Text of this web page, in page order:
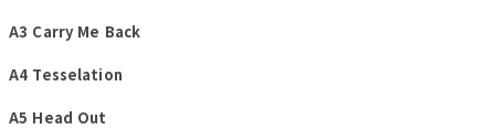
A3 Carry Me Back
A4 Tesselation
A5 Head Out